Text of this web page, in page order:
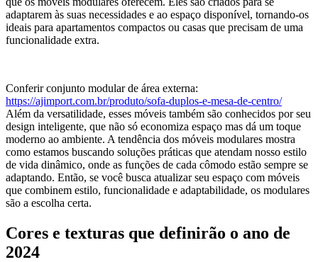
adaptarem às suas necessidades e ao espaço disponível, tornando-os
ideais para apartamentos compactos ou casas que precisam de uma
funcionalidade extra.
Conferir conjunto modular de área externa:
https://ajimport.com.br/produto/sofa-duplos-e-mesa-de-centro/
Além da versatilidade, esses móveis também são conhecidos por seu
design inteligente, que não só economiza espaço mas dá um toque
moderno ao ambiente. A tendência dos móveis modulares mostra
como estamos buscando soluções práticas que atendam nosso estilo
de vida dinâmico, onde as funções de cada cômodo estão sempre se
adaptando. Então, se você busca atualizar seu espaço com móveis
que combinem estilo, funcionalidade e adaptabilidade, os modulares
são a escolha certa.
Cores e texturas que definirão o ano de
2024